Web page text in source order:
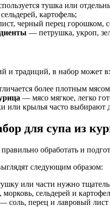
тушка или
картофель;
черный перец горошком,
— петрушка, укроп,
и традиций, в набор может
более плотным
— мясо мягкое, легко
крылья часто выбирают
для супа из
обработать и
следующим образом:
или части нужно
сельдерей и
соль, перец и лавровый